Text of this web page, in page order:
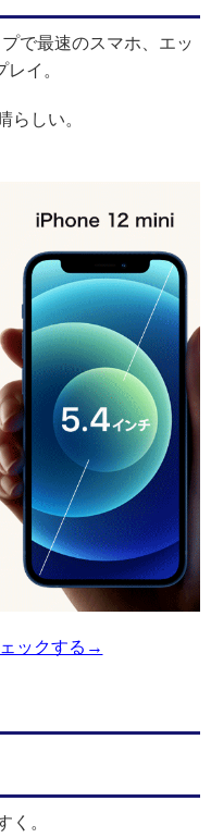
で最速のスマホ、エッ
イ。
らしい。
ックする→
く。